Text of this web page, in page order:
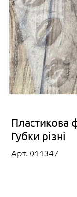
Пластикова
Губки різні
Арт. 011347